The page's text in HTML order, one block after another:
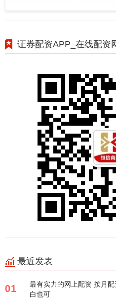
证券配资APP_在线配资
最近发表
01
最有实力的网上配资 按月
白也可